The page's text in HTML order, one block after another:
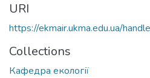
URI
https://ekmair.ukma.edu.ua/
Collections
Кафедра екології